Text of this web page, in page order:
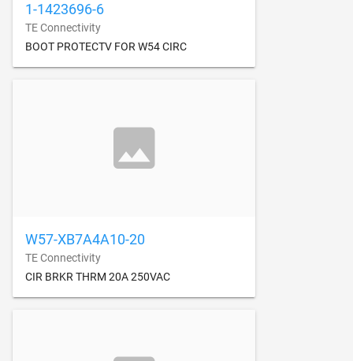
1-1423696-6
TE Connectivity
BOOT PROTECTV FOR W54 CIRC
W57-XB7A4A10-20
TE Connectivity
CIR BRKR THRM 20A 250VAC